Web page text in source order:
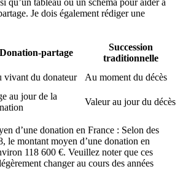
Je dois également rédiger une
Donation-partage
Succession
traditionnelle
vivant du donateur Au moment du décès
au jour de la
Valeur au jour du décès
d’une donation en France : Selon des
le montant moyen d’une donation en
118 600 €. Veuillez noter que ces
changer au cours des années